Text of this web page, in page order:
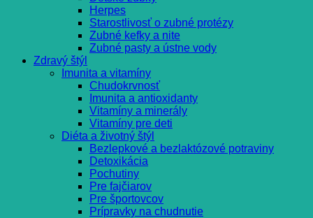
Herpes
Starostlivosť o zubné protézy
Zubné kefky a nite
Zubné pasty a ústne vody
Zdravý štýl
Imunita a vitamíny
Chudokrvnosť
Imunita a antioxidanty
Vitamíny a minerály
Vitamíny pre deti
Diéta a životný štýl
Bezlepkové a bezlaktózové potraviny
Detoxikácia
Pochutiny
Pre fajčiarov
Pre športovcov
Prípravky na chudnutie